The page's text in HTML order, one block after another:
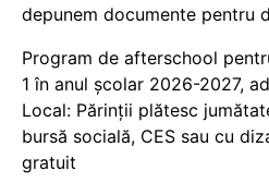
depunem documente pentru
Program de afterschool
1 în anul școlar 2026-2027,
Local: Părinții plătesc
bursă socială, CES sau cu
gratuit